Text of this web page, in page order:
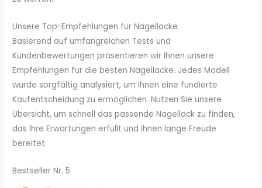
Unsere Top-Empfehlungen für Nagellacke
Basierend auf umfangreichen Tests und
Kundenbewertungen präsentieren wir Ihnen unsere
Empfehlungen für die besten Nagellacke. Jedes Modell
wurde sorgfältig analysiert, um Ihnen eine fundierte
Kaufentscheidung zu ermöglichen. Nutzen Sie unsere
Übersicht, um schnell das passende Nagellack zu finden,
das Ihre Erwartungen erfüllt und Ihnen lange Freude
bereitet.
Bestseller Nr. 5